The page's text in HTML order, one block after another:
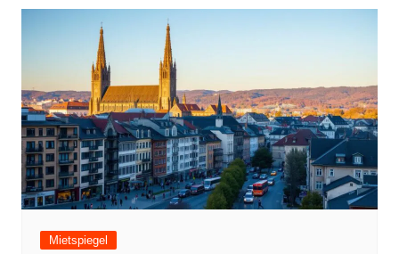
Mietspiegel